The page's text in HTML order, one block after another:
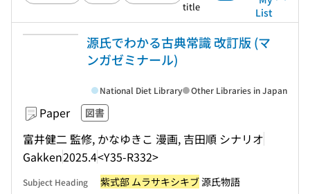
title
List
源氏でわかる古典常識 改訂版 (マ
ンガゼミナール)
Paper 図書
富井健二 監修, かなゆきこ 漫画, 吉田順 シナリオ
Gakken2025.4<Y35-R332>
National Diet Library Other Libraries in Japan
Subject Heading 紫式部 ムラサキシキブ源氏物語